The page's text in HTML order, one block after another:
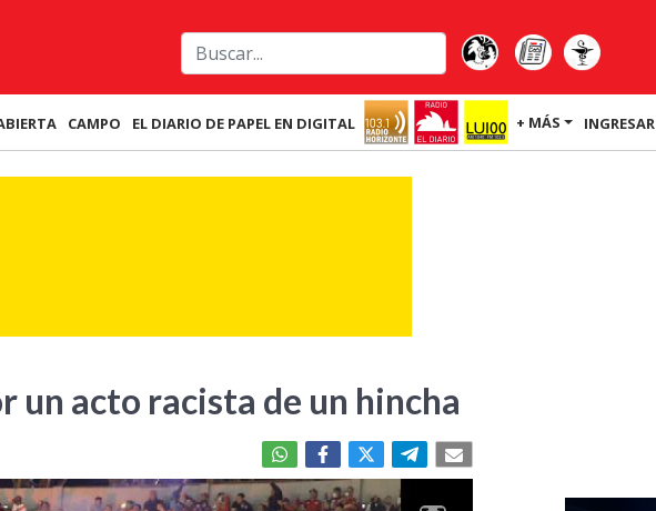
CAMPO EL DIARIO DE PAPEL EN DIGITAL + MÁS INGRESAR
un acto racista de un hincha